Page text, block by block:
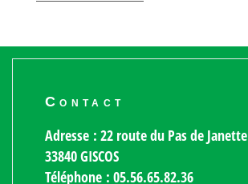
Contact
Adresse : 22 route du Pas de Janette
33840 GISCOS
Téléphone : 05.56.65.82.36